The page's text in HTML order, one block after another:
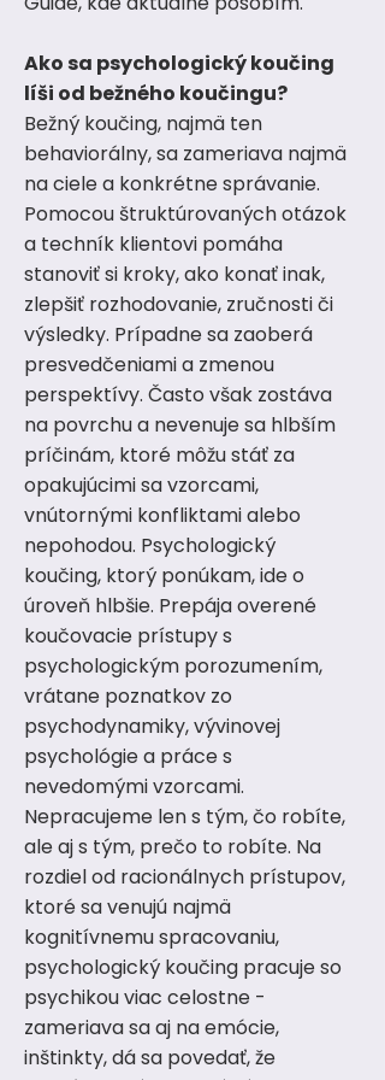
Ako sa psychologický koučing
líši od bežného koučingu?
Bežný koučing, najmä ten
behaviorálny, sa zameriava najmä
na ciele a konkrétne správanie.
Pomocou štruktúrovaných otázok
a techník klientovi pomáha
stanoviť si kroky, ako konať inak,
zlepšiť rozhodovanie, zručnosti či
výsledky. Prípadne sa zaoberá
presvedčeniami a zmenou
perspektívy. Často však zostáva
na povrchu a nevenuje sa hlbším
príčinám, ktoré môžu stáť za
opakujúcimi sa vzorcami,
vnútornými konfliktami alebo
nepohodou. Psychologický
koučing, ktorý ponúkam, ide o
úroveň hlbšie. Prepája overené
koučovacie prístupy s
psychologickým porozumením,
vrátane poznatkov zo
psychodynamiky, vývinovej
psychológie a práce s
nevedomými vzorcami.
Nepracujeme len s tým, čo robíte,
ale aj s tým, prečo to robíte. Na
rozdiel od racionálnych prístupov,
ktoré sa venujú najmä
kognitívnemu spracovaniu,
psychologický koučing pracuje so
psychikou viac celostne -
zameriava sa aj na emócie,
inštinkty, dá sa povedať, že